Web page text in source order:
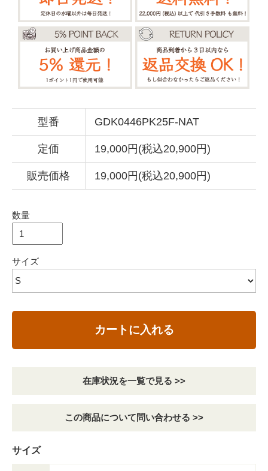
型番 GDK0446PK25F-NAT
定価 19,000円(税込20,900円)
販売価格 19,000円(税込20,900円)
数量
サイズ
カートに入れる
在庫状況を一覧で見る >>
この商品について問い合わせる >>
サイズ